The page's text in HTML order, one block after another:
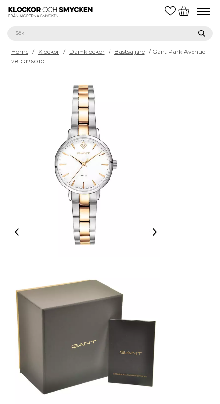
Home / Klockor / Damklockor / Bästsäljare / Gant Park Avenue
28 G126010